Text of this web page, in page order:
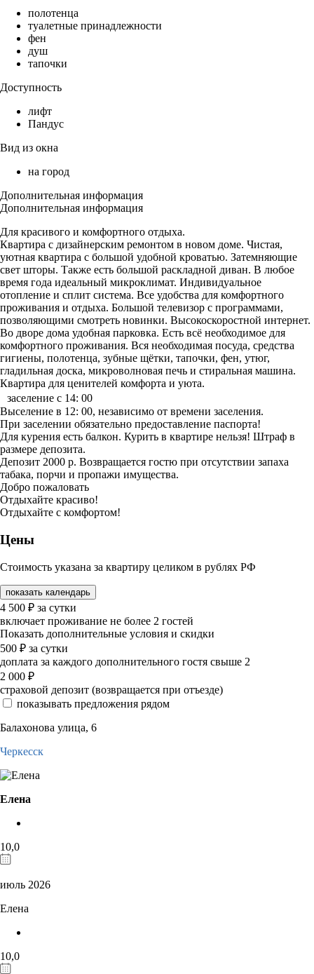
полотенца
туалетные принадлежности
фен
душ
тапочки
Доступность
лифт
Пандус
Вид из окна
на город
Дополнительная информация
Дополнительная информация
Для красивого и комфортного отдыха.
Квартира с дизайнерским ремонтом в новом доме. Чистая,
уютная квартира с большой удобной кроватью. Затемняющие
свет шторы. Также есть большой раскладной диван. В любое
время года идеальный микроклимат. Индивидуальное
отопление и сплит система. Все удобства для комфортного
проживания и отдыха. Большой телевизор с программами,
позволяющими смотреть новинки. Высокоскоростной интернет.
Во дворе дома удобная парковка. Есть всё необходимое для
комфортного проживания. Вся необходимая посуда, средства
гигиены, полотенца, зубные щётки, тапочки, фен, утюг,
гладильная доска, микроволновая печь и стиральная машина.
Квартира для ценителей комфорта и уюта.
заселение с 14: 00
Выселение в 12: 00, независимо от времени заселения.
При заселении обязательно предоставление паспорта!
Для курения есть балкон. Курить в квартире нельзя! Штраф в
размере депозита.
Депозит 2000 р. Возвращается гостю при отсутствии запаха
табака, порчи и пропажи имущества.
Добро пожаловать
Отдыхайте красиво!
Отдыхайте с комфортом!
Цены
Стоимость указана за квартиру целиком в рублях РФ
показать календарь
4 500 ₽ за сутки
включает проживание не более 2 гостей
Показать дополнительные условия и скидки
500 ₽ за сутки
доплата за каждого дополнительного гостя свыше 2
2 000 ₽
страховой депозит (возвращается при отъезде)
показывать предложения рядом
Балахонова улица, 6
Черкесск
Елена
10,0
июль 2026
Елена
10,0